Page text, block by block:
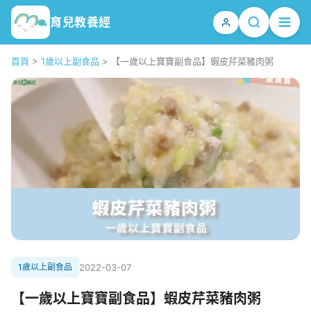
育兒教養經
首頁 > 1歲以上副食品 > 【一歲以上寶寶副食品】蝦皮芹菜豬肉粥
1歲以上副食品 2022-03-07
【一歲以上寶寶副食品】蝦皮芹菜豬肉粥